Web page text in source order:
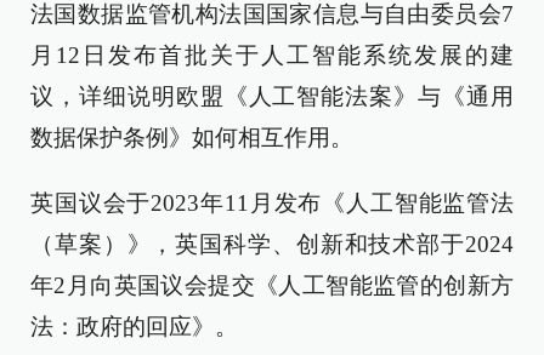
法国数据监管机构法国国家信息与自由委员会7
月12日发布首批关于人工智能系统发展的建
议，详细说明欧盟《人工智能法案》与《通用
数据保护条例》如何相互作用。
英国议会于2023年11月发布《人工智能监管法
（草案）》，英国科学、创新和技术部于2024
年2月向英国议会提交《人工智能监管的创新方
法：政府的回应》。